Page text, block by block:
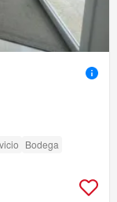
Bodega